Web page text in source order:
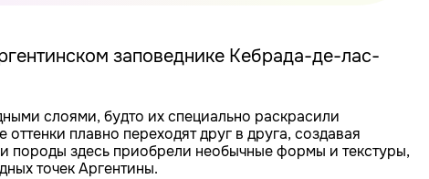
заповеднике Кебрада-де-лас-
слоями, будто их специально раскрасили
плавно переходят друг в друга, создавая
породы здесь приобрели необычные формы и текстуры,
точек Аргентины.